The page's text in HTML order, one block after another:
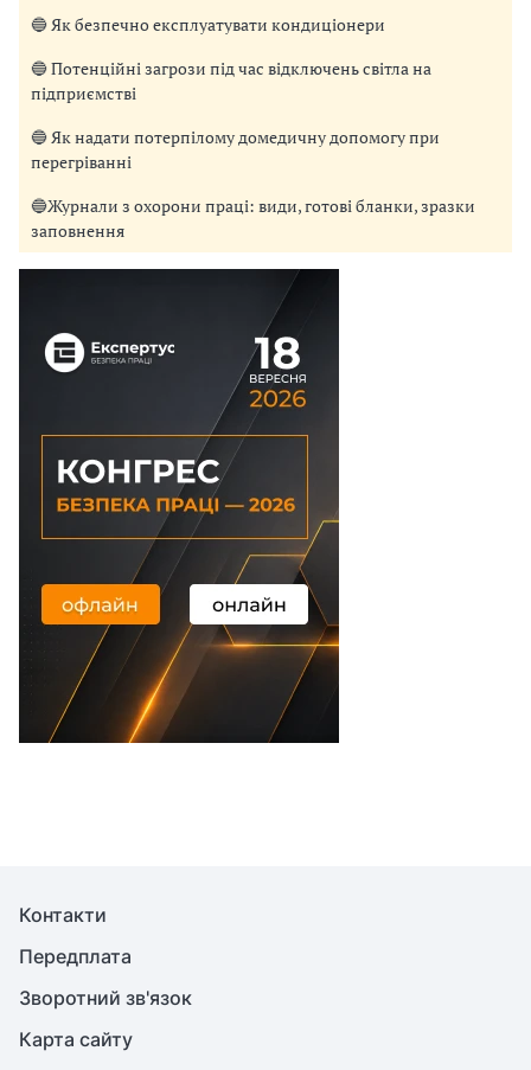
🔵 Як безпечно експлуатувати кондиціонери
🔵 Потенційні загрози під час відключень світла на
підприємстві
🔵 Як надати потерпілому домедичну допомогу при
перегріванні
🔵Журнали з охорони праці: види, готові бланки, зразки
заповнення
Контакти
Передплата
Зворотний зв'язок
Карта сайту